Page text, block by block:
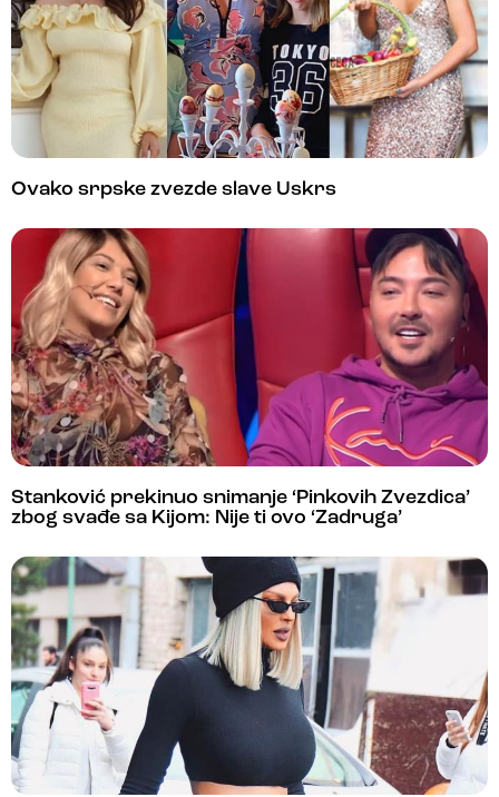
Ovako srpske zvezde slave Uskrs
Stanković prekinuo snimanje ‘Pinkovih Zvezdica’
zbog svađe sa Kijom: Nije ti ovo ‘Zadruga’